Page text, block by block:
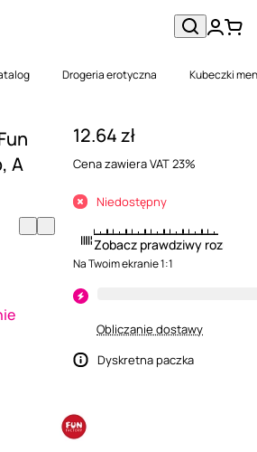
Drogeria erotyczna Kubeczki
A
12.64 zł
Cena zawiera VAT 23%
Niedostępny
Zobacz prawdziwy rozmiar
Na Twoim ekranie 1:1
Obliczanie dostawy
Dyskretna paczka